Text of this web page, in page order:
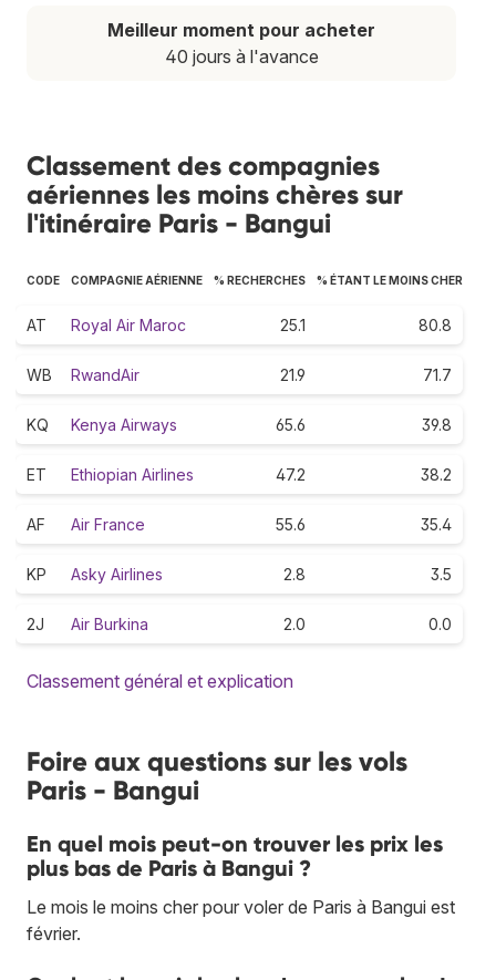
Meilleur moment pour acheter
40 jours à l'avance
Classement des compagnies
aériennes les moins chères sur
l'itinéraire Paris - Bangui
CODE COMPAGNIE AÉRIENNE % RECHERCHES % ÉTANT LE MOINS CHER
AT Royal Air Maroc 25.1 80.8
WB RwandAir 21.9 71.7
KQ Kenya Airways 65.6 39.8
ET Ethiopian Airlines 47.2 38.2
AF Air France 55.6 35.4
KP Asky Airlines 2.8 3.5
2J Air Burkina 2.0 0.0
Classement général et explication
Foire aux questions sur les vols
Paris - Bangui
En quel mois peut-on trouver les prix les
plus bas de Paris à Bangui ?
Le mois le moins cher pour voler de Paris à Bangui est
février.